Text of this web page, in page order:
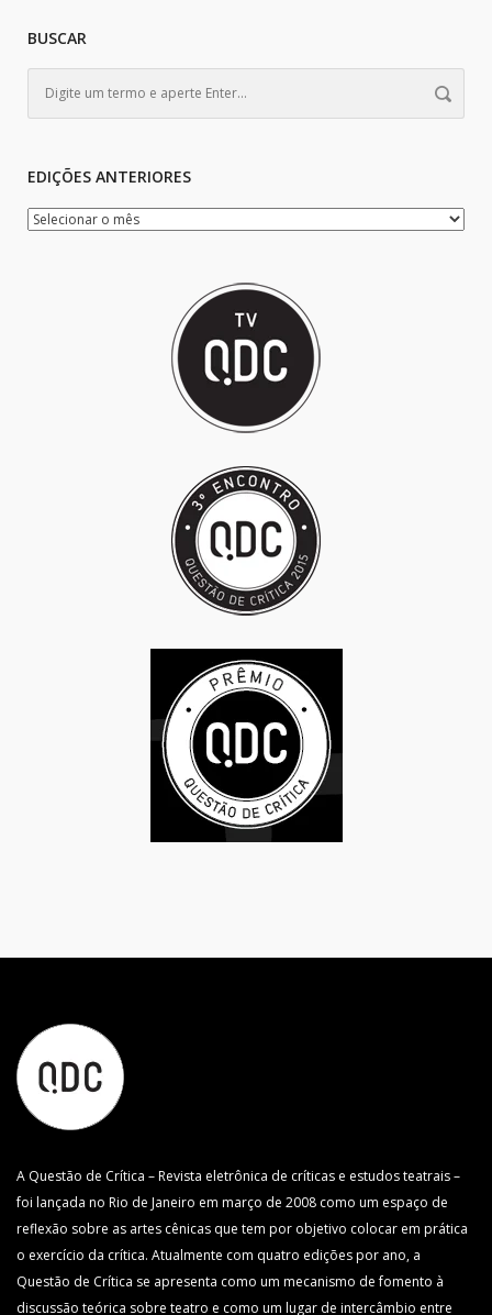
BUSCAR
EDIÇÕES ANTERIORES
A Questão de Crítica – Revista eletrônica de críticas e estudos teatrais –
foi lançada no Rio de Janeiro em março de 2008 como um espaço de
reflexão sobre as artes cênicas que tem por objetivo colocar em prática
o exercício da crítica. Atualmente com quatro edições por ano, a
Questão de Crítica se apresenta como um mecanismo de fomento à
discussão teórica sobre teatro e como um lugar de intercâmbio entre